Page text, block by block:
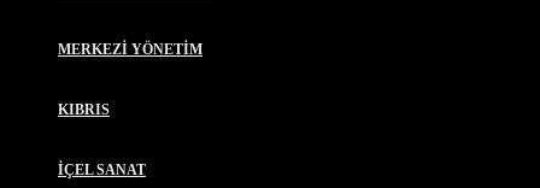
MERKEZİ YÖNETİM
KIBRIS
İÇEL SANAT